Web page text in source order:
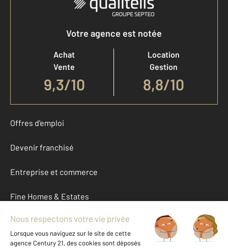
Votre agence est notée
Achat
Vente
9,3/10
Location
Gestion
8,8/10
Offres d'emploi
Devenir franchisé
Entreprise et commerce
Fine Homes & Estates
À propos
International